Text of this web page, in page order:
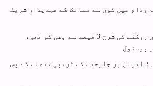
وداع میں کون سے ممالک کے عہدیدار شریک
ایرانی میزائلوں روکنے کی شرح 3 فیصد سے بھی کم تھی،
پوسٹول
ایران پر جارحیت کے ٹرمپی فیصلے کے پس